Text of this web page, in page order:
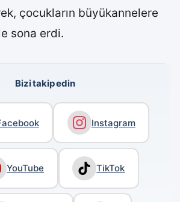
çocukların büyükannelere
sona erdi.
Bizi takip edin
Instagram
YouTube TikTok